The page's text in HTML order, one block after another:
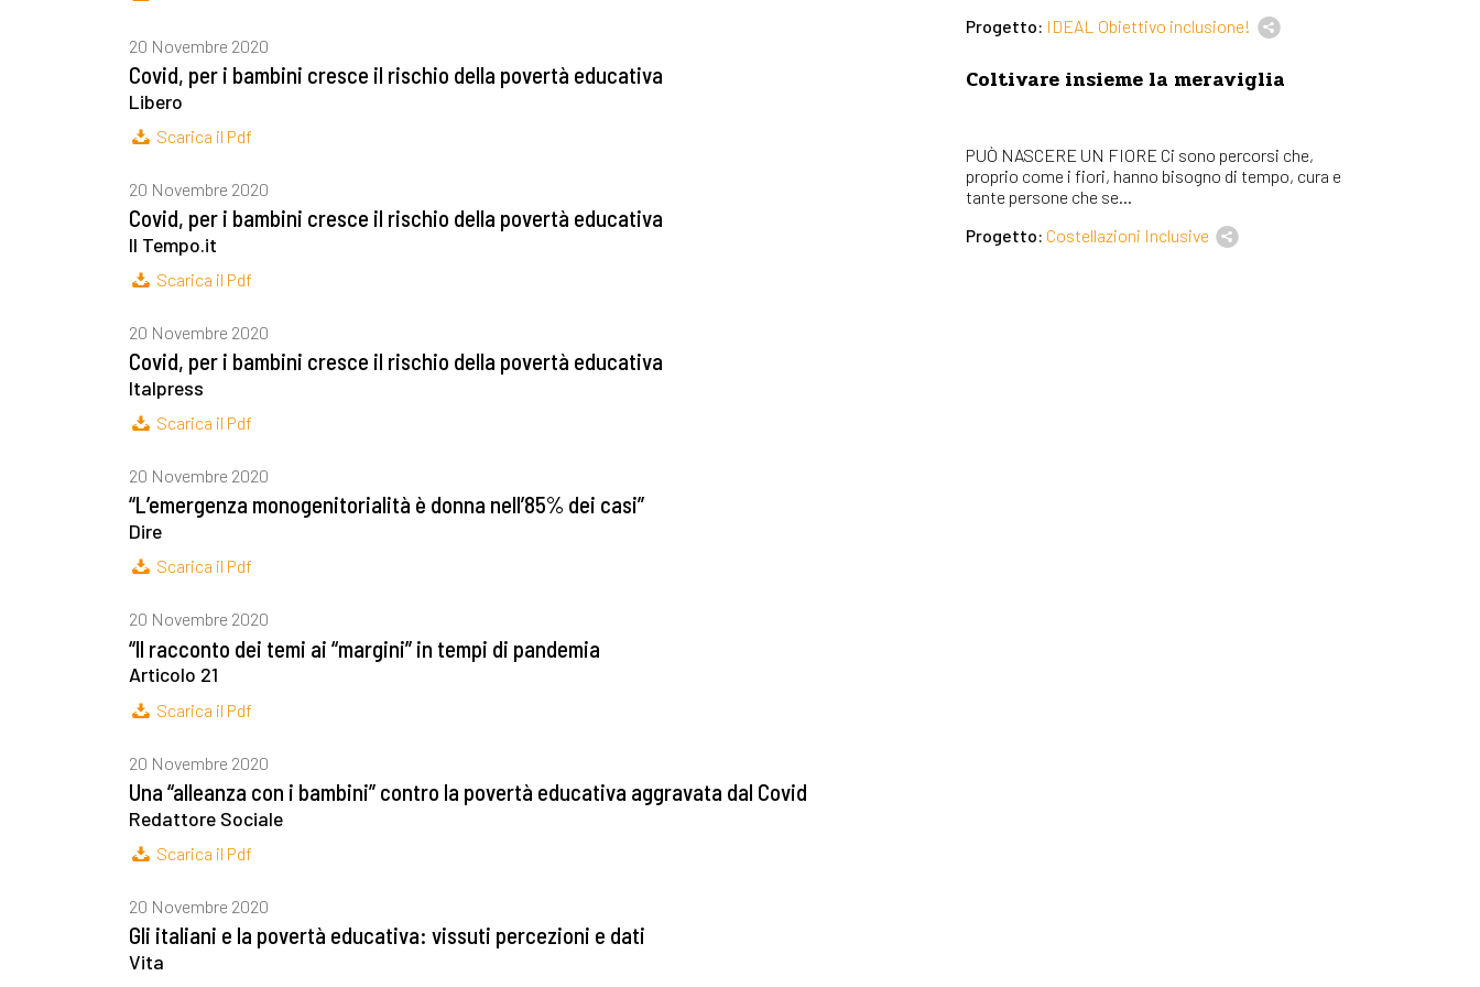
20 Novembre 2020
Covid, per i bambini cresce il rischio della povertà educativa
Libero
Scarica il Pdf
20 Novembre 2020
Covid, per i bambini cresce il rischio della povertà educativa
Il Tempo.it
Scarica il Pdf
20 Novembre 2020
Covid, per i bambini cresce il rischio della povertà educativa
Italpress
Scarica il Pdf
20 Novembre 2020
“L’emergenza monogenitorialità è donna nell’85% dei casi”
Dire
Scarica il Pdf
20 Novembre 2020
“Il racconto dei temi ai “margini” in tempi di pandemia
Articolo 21
Scarica il Pdf
20 Novembre 2020
Una “alleanza con i bambini” contro la povertà educativa aggravata dal Covid
Redattore Sociale
Scarica il Pdf
20 Novembre 2020
Gli italiani e la povertà educativa: vissuti percezioni e dati
Vita
Progetto: IDEAL Obiettivo inclusione!
Coltivare insieme la meraviglia
PUÒ NASCERE UN FIORE Ci sono percorsi che,
proprio come i fiori, hanno bisogno di tempo, cura e
tante persone che se...
Progetto: Costellazioni Inclusive